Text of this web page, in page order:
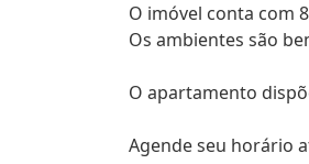
O imóvel conta com
Os ambientes são
O apartamento
Agende seu horário